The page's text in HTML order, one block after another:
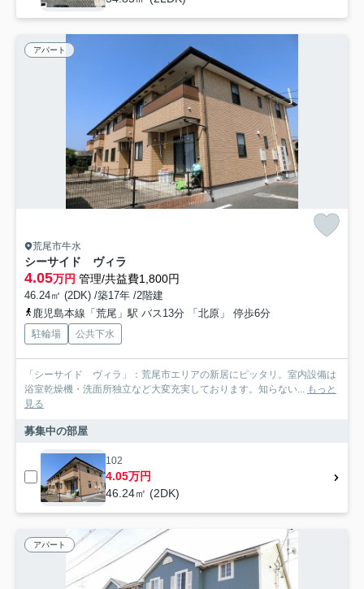
アパート
荒尾市牛水
シーサイド ヴィラ
4.05万円 管理/共益費1,800円
46.24㎡ (2DK) /築17年 /2階建
鹿児島本線「荒尾」駅 バス13分 「北原」 停歩6分
駐輪場 公共下水
「シーサイド ヴィラ」：荒尾市エリアの新居にピッタリ。室内設備は
浴室乾燥機・洗面所独立など大変充実しております。知らない...
もっと
見る
募集中の部屋
102
4.05万円
46.24㎡ (2DK)
アパート